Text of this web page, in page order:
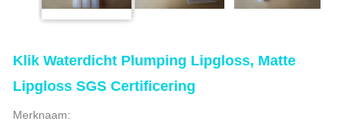
Klik Waterdicht Plumping Lipgloss, Matte
Lipgloss SGS Certificering
Merknaam: